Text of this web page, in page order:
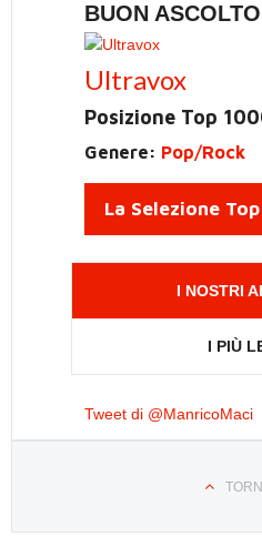
BUON ASCOLTO
Ultravox
Posizione Top
Genere: Pop/Rock
La Selezione
I NOSTRI
I PIÙ
Tweet di @ManricoMaci